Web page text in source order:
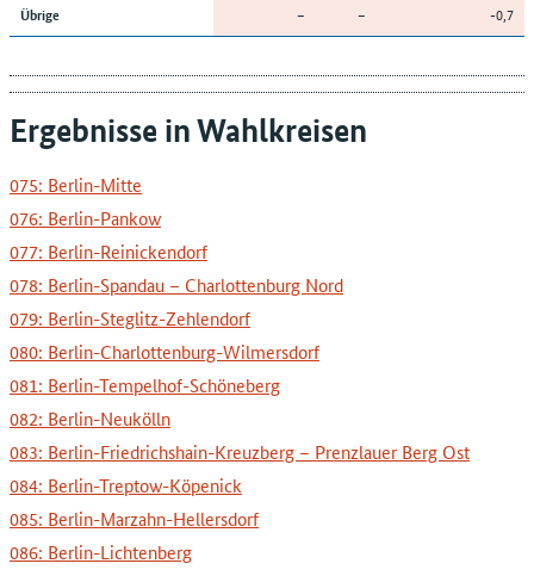
Übrige – – -0,7
Ergebnisse in Wahlkreisen
075: Berlin-Mitte
076: Berlin-Pankow
077: Berlin-Reinickendorf
078: Berlin-Spandau – Charlottenburg Nord
079: Berlin-Steglitz-Zehlendorf
080: Berlin-Charlottenburg-Wilmersdorf
081: Berlin-Tempelhof-Schöneberg
082: Berlin-Neukölln
083: Berlin-Friedrichshain-Kreuzberg – Prenzlauer Berg Ost
084: Berlin-Treptow-Köpenick
085: Berlin-Marzahn-Hellersdorf
086: Berlin-Lichtenberg